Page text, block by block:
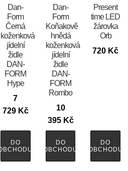
​​​​​Dan-
Form
Černá
koženková
jídelní
židle
DAN-
FORM
Hype
7
729 Kč
DO
OBCHODU
​​​​​Dan-
Form
Koňakově
hnědá
koženková
jídelní
židle
DAN-
FORM
Rombo
10
395 Kč
DO
OBCHODU
Present
time LED
žárovka
Orb
720 Kč
DO
OBCHODU